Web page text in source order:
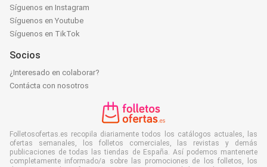
Síguenos en Instagram
Síguenos en Youtube
Síguenos en TikTok
Socios
¿Interesado en colaborar?
Contácta con nosotros
Folletosofertas.es recopila diariamente todos los catálogos actuales, las
ofertas semanales, los folletos comerciales, las revistas y demás
publicaciones de todas las tiendas de España. Así podemos mantenerte
completamente informado/a sobre las promociones de los folletos, los